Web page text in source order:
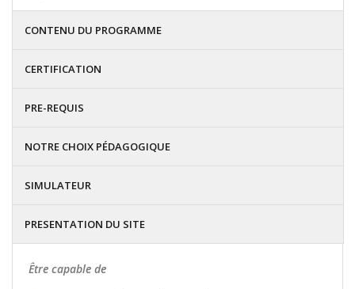
CONTENU DU PROGRAMME
CERTIFICATION
PRE-REQUIS
NOTRE CHOIX PÉDAGOGIQUE
SIMULATEUR
PRESENTATION DU SITE
Être capable de